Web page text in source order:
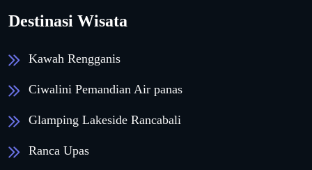
Destinasi Wisata
Kawah Rengganis
Ciwalini Pemandian Air panas
Glamping Lakeside Rancabali
Ranca Upas